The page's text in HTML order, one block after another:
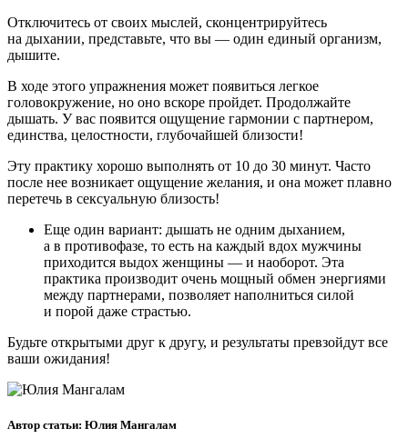
Отключитесь от своих мыслей, сконцентрируйтесь
на дыхании, представьте, что вы — один единый организм,
дышите.
В ходе этого упражнения может появиться легкое
головокружение, но оно вскоре пройдет. Продолжайте
дышать. У вас появится ощущение гармонии с партнером,
единства, целостности, глубочайшей близости!
Эту практику хорошо выполнять от 10 до 30 минут. Часто
после нее возникает ощущение желания, и она может плавно
перетечь в сексуальную близость!
Еще один вариант: дышать не одним дыханием,
а в противофазе, то есть на каждый вдох мужчины
приходится выдох женщины — и наоборот. Эта
практика производит очень мощный обмен энергиями
между партнерами, позволяет наполниться силой
и порой даже страстью.
Будьте открытыми друг к другу, и результаты превзойдут все
ваши ожидания!
Автор статьи: Юлия Мангалам